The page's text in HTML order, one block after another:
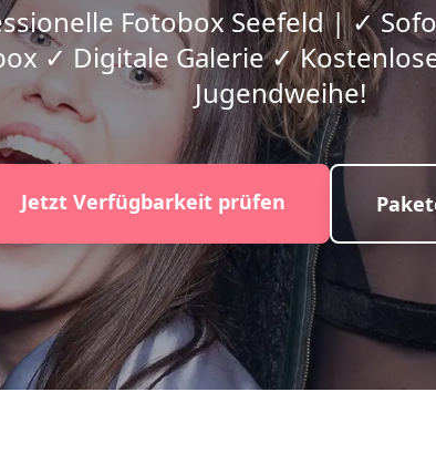
Fotobox Seefeld | ✓
✓ Digitale Galerie ✓
Jugendweihe!
Jetzt Verfügbarkeit prüfen